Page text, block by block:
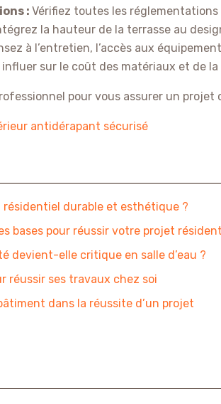
: Vérifiez toutes les
la hauteur de la terrasse au
à l’entretien, l’accès aux
sur le coût des matériaux et de la
pour vous assurer un
antidérapant sécurisé
durable et esthétique ?
bases pour réussir votre projet
devient-elle critique en salle d’eau ?
réussir ses travaux chez soi
dans la réussite d’un projet